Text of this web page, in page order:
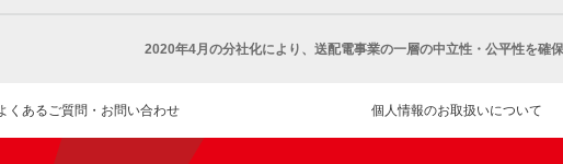
2020年4月の分社化により、 送配電事業の一層の中立性・公平性を確保
くあるご質問・お問い合わせ 個人情報のお取扱いについて